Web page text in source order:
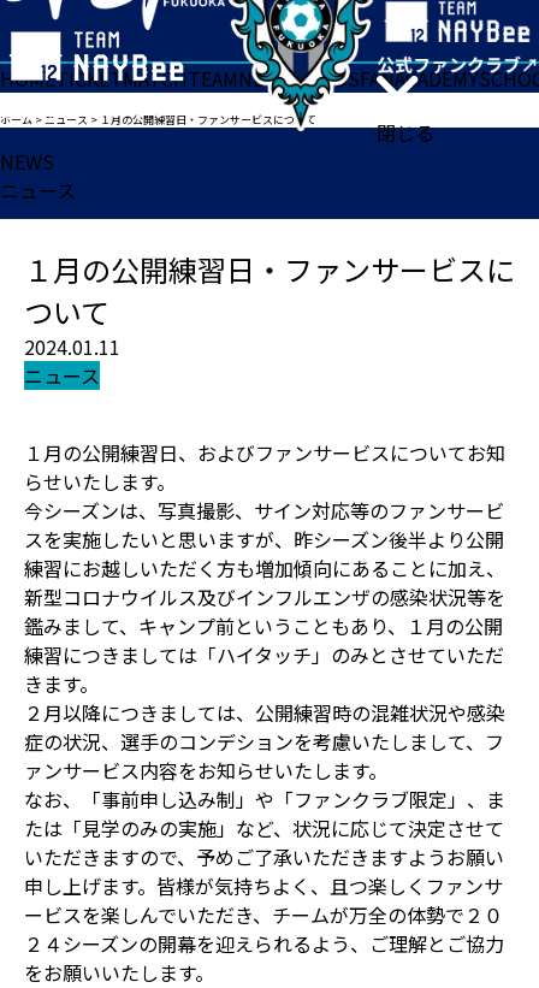
閉じる
HOMETICKETMATCHTEAMNEWSGOODSFANACADEMY
ホーム >ニュース > １月の公開練習日・ファンサービスについて
NEWS
ニュース
１月の公開練習日・ファンサービスに
ついて
2024.01.11
ニュース
１月の公開練習日、およびファンサービスについてお知
らせいたします。
今シーズンは、写真撮影、サイン対応等のファンサービ
スを実施したいと思いますが、昨シーズン後半より公開
練習にお越しいただく方も増加傾向にあることに加え、
新型コロナウイルス及びインフルエンザの感染状況等を
鑑みまして、キャンプ前ということもあり、１月の公開
練習につきましては「ハイタッチ」のみとさせていただ
きます。
２月以降につきましては、公開練習時の混雑状況や感染
症の状況、選手のコンデションを考慮いたしまして、フ
ァンサービス内容をお知らせいたします。
なお、「事前申し込み制」や「ファンクラブ限定」、ま
たは「見学のみの実施」など、状況に応じて決定させて
いただきますので、予めご了承いただきますようお願い
申し上げます。皆様が気持ちよく、且つ楽しくファンサ
ービスを楽しんでいただき、チームが万全の体勢で２０
２４シーズンの開幕を迎えられるよう、ご理解とご協力
をお願いいたします。